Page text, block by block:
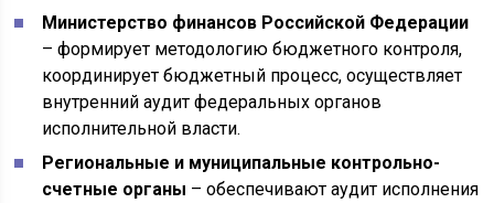
Министерство финансов Российской Федерации
– формирует методологию бюджетного контроля,
координирует бюджетный процесс, осуществляет
внутренний аудит федеральных органов
исполнительной власти.
Региональные и муниципальные контрольно-
счетные органы – обеспечивают аудит исполнения